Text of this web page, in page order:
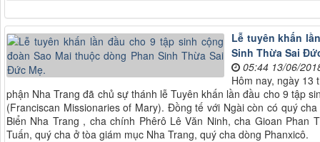
Lễ tuyên khấn
Sinh Thừa Sai
05:44 13/06/
Hôm nay, ngày 13
phận Nha Trang đã chủ sự thánh lễ Tuyên khấn lần đầu cho 9 tập
(Franciscan Missionaries of Mary). Đồng tế với Ngài còn có quý
Biển Nha Trang , cha chính Phêrô Lê Văn Ninh, cha Gioan
Tuấn, quý cha ở tòa giám mục Nha Trang, quý cha dòng Phanxicô.